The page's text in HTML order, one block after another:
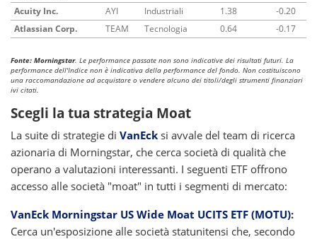
Acuity Inc. AYI Industriali 1.38
-0.20
Atlassian Corp.
TEAM Tecnologia 0.64 -0.17
Fonte: Morningstar. Le performance passate non sono indicative dei risultati futuri. La
performance dell'Indice non è indicativa della performance del fondo. Non costituiscono
una raccomandazione ad acquistare o vendere alcuno dei titoli/degli strumenti finanziari
ivi citati.
Scegli la tua strategia Moat
La suite di strategie di VanEck si avvale del team di ricerca
azionaria di Morningstar, che cerca società di qualità che
operano a valutazioni interessanti. I seguenti ETF offrono
accesso alle società "moat" in tutti i segmenti di mercato:
VanEck Morningstar US Wide Moat UCITS ETF (MOTU):
Cerca un'esposizione alle società statunitensi che, secondo